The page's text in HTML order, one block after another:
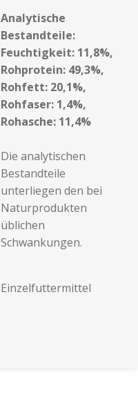
Analytische
Bestandteile:
Feuchtigkeit: 11,8%,
Rohprotein: 49,3%,
Rohfett: 20,1%,
Rohfaser: 1,4%,
Rohasche: 11,4%
Die analytischen
Bestandteile
unterliegen den bei
Naturprodukten
üblichen
Schwankungen.
Einzelfuttermittel